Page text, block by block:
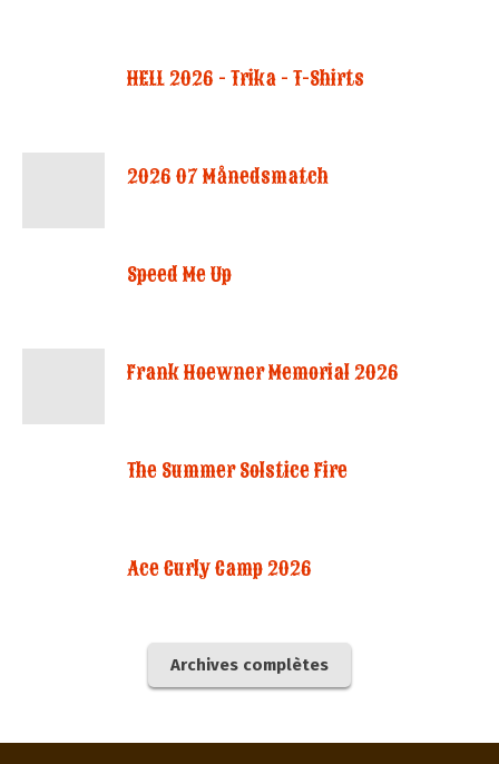
HELL 2026 - Trika - T-Shirts
2026 07 Månedsmatch
Speed Me Up
Frank Hoewner Memorial 2026
The Summer Solstice Fire
Ace Curly Camp 2026
Archives complètes